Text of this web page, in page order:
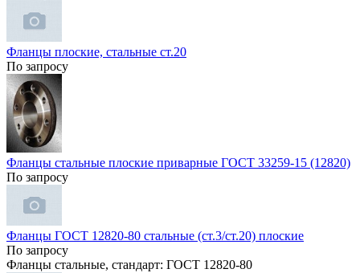
Фланцы плоские, стальные ст.20
По запросу
Фланцы стальные плоские приварные ГОСТ 33259-15 (12820)
По запросу
Фланцы ГОСТ 12820-80 стальные (ст.3/ст.20) плоские
По запросу
Фланцы стальные, стандарт: ГОСТ 12820-80